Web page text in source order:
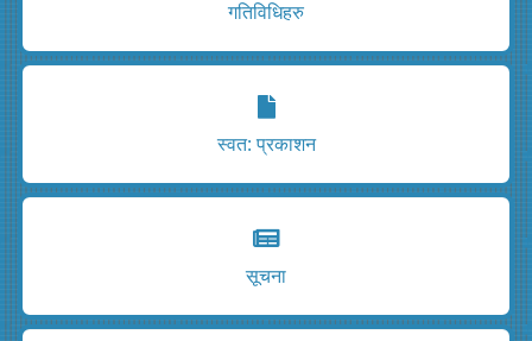
गतिविधिहरु
स्वत: प्रकाशन
सूचना